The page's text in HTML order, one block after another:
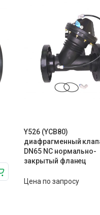
Y526 (YCB80)
диафрагменный
DN65 NC нормально-
закрытый фланец
Цена по запросу